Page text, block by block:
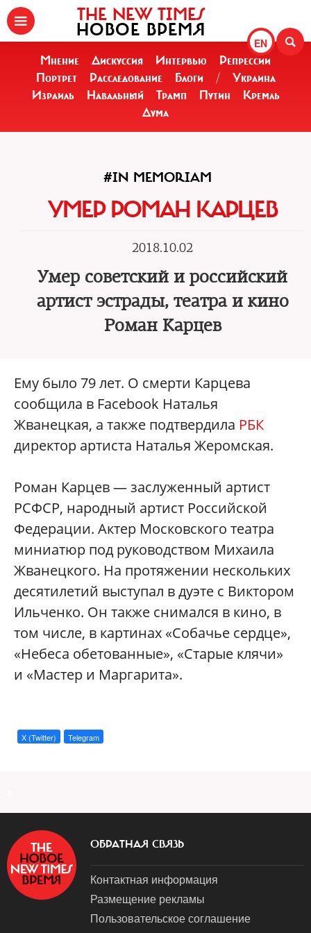
EN
THE NEW TIMES
НОВОЕ ВРЕМЯ
Мнение Дискуссия Интервью
Репрессии
Портрет
Расследование Блоги /
Украина
Израиль
Навальный Трамп Путин
Кремль
Дума
#IN MEMORIAM
УМЕР РОМАН КАРЦЕВ
2018.10.02
Умер советский и российский
артист эстрады, театра и кино
Роман Карцев
Ему было 79 лет. О смерти Карцева
сообщила в Facebook Наталья
Жванецкая, а также подтвердила РБК
директор артиста Наталья Жеромская.
Роман Карцев — заслуженный артист
РСФСР, народный артист Российской
Федерации. Актер Московского театра
миниатюр под руководством Михаила
Жванецкого. На протяжении нескольких
десятилетий выступал в дуэте с Виктором
Ильченко. Он также снимался в кино, в
том числе, в картинах «Собачье сердце»,
«Небеса обетованные», «Старые клячи»
и «Мастер и Маргарита».
X (Twitter) Telegram
ОБРАТНАЯ СВЯЗЬ
Контактная информация
Размещение рекламы
Пользовательское соглашение